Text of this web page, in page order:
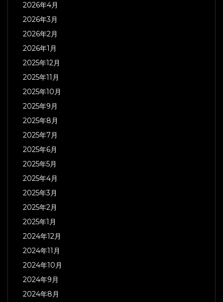
2026年4月
2026年3月
2026年2月
2026年1月
2025年12月
2025年11月
2025年10月
2025年9月
2025年8月
2025年7月
2025年6月
2025年5月
2025年4月
2025年3月
2025年2月
2025年1月
2024年12月
2024年11月
2024年10月
2024年9月
2024年8月